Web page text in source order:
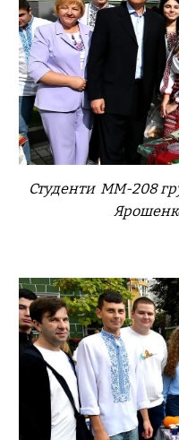
Студенти ММ-208